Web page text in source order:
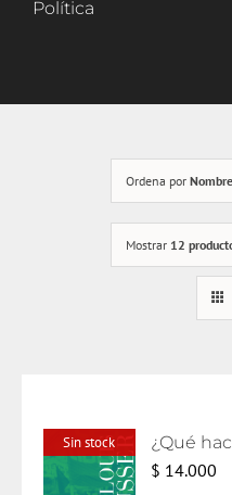
Política
Ordena por Nombre
Mostrar 12
Sin stock ¿Qué
$ 14.000